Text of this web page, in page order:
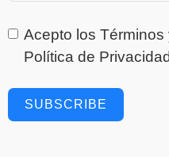
Acepto los Términos
Política de Privacidad
SUBSCRIBE